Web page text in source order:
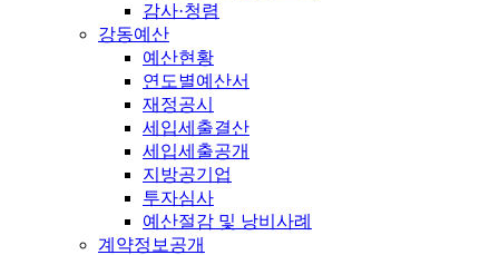
감사·청렴
강동예산
예산현황
연도별예산서
재정공시
세입세출결산
세입세출공개
지방공기업
투자심사
예산절감 및 낭비사례
계약정보공개